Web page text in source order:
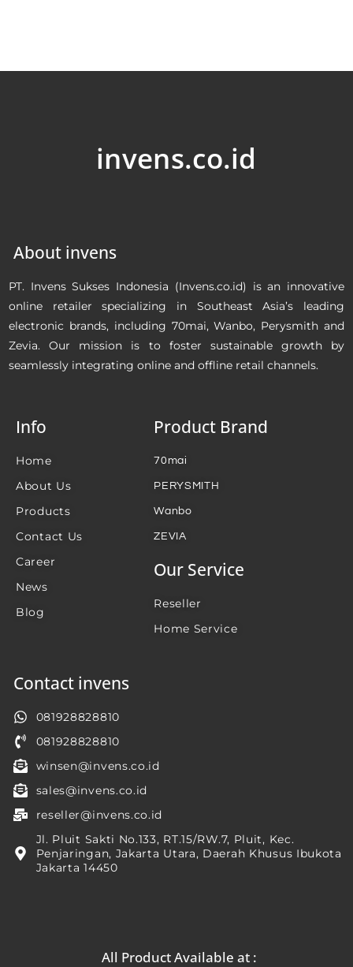
invens.co.id
About invens
PT. Invens Sukses Indonesia (Invens.co.id) is an innovative
online retailer specializing in Southeast Asia’s leading
electronic brands, including 70mai, Wanbo, Perysmith and
Zevia. Our mission is to foster sustainable growth by
seamlessly integrating online and offline retail channels.
Info
Home
About Us
Products
Contact Us
Career
News
Blog
Product Brand
70mai
PERYSMITH
Wanbo
ZEVIA
Our Service
Reseller
Home Service
Contact invens
081928828810
081928828810
winsen@invens.co.id
sales@invens.co.id
reseller@invens.co.id
Jl. Pluit Sakti No.133, RT.15/RW.7, Pluit, Kec.
Penjaringan, Jakarta Utara, Daerah Khusus Ibukota
Jakarta 14450
All Product Available at :